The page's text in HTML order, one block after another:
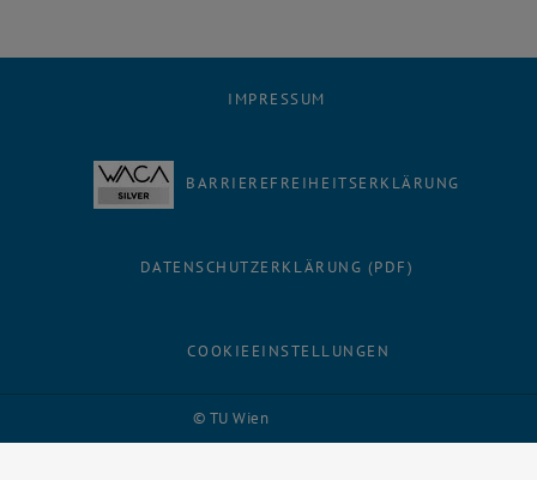
© TU Wien
IMPRESSUM
BARRIEREFREIHEITSERKLÄRUNG
DATENSCHUTZERKLÄRUNG (PDF)
COOKIEEINSTELLUNGEN